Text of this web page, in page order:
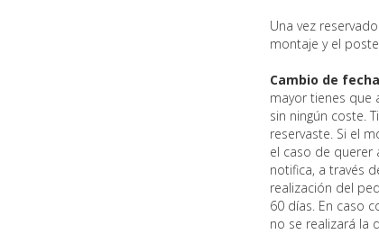
Una vez
montaje y el
Cambio de
mayor tienes que
sin ningún coste.
reservaste. Si el
el caso de querer
notifica, a través
realización del
60 días. En caso
no se realizará la